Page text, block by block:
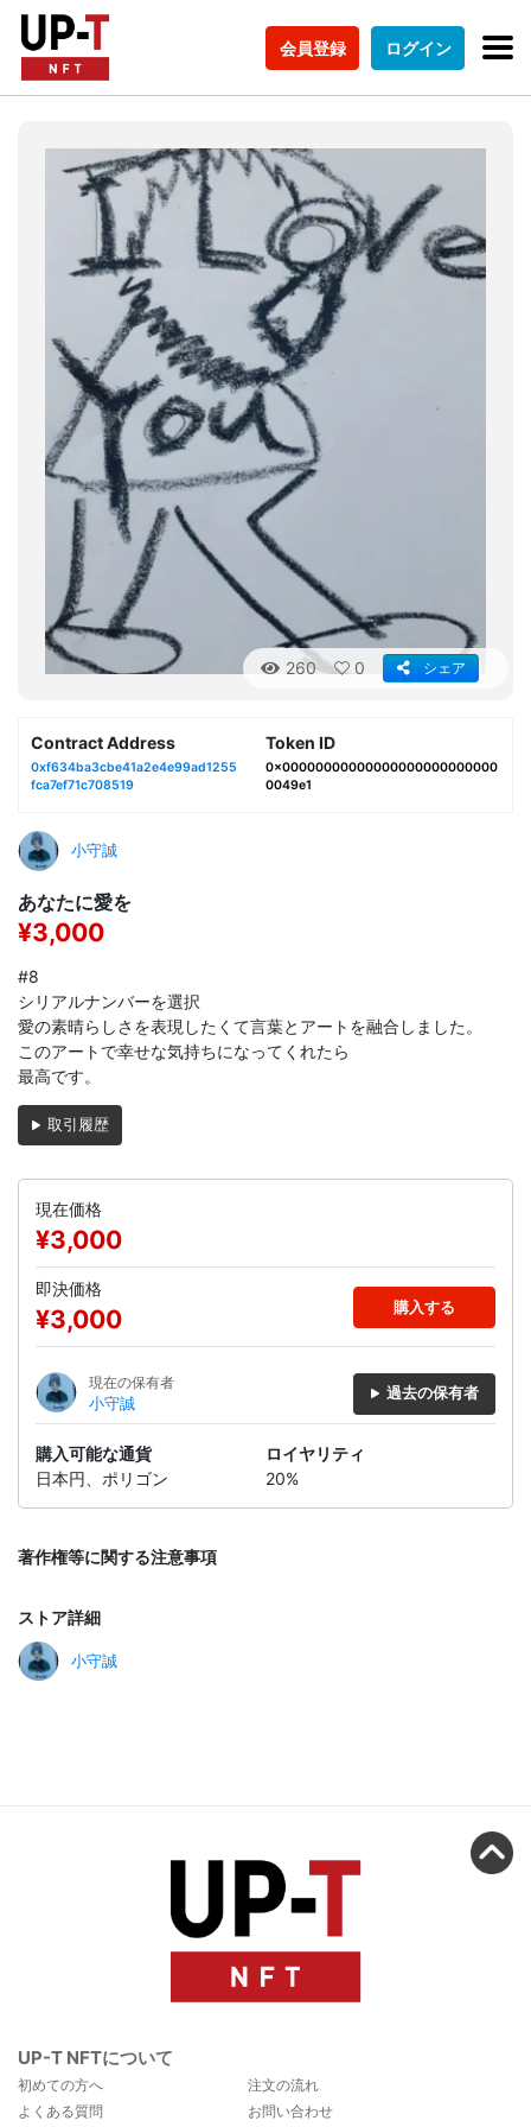
会員登録 ログイン
260 0 シェア
Contract Address
0xf634ba3cbe41a2e4e99ad1255
fca7ef71c708519
Token ID
0x00000000000000000000000000
0049e1
小守誠
あなたに愛を
¥3,000
#8
シリアルナンバーを選択
愛の素晴らしさを表現したくて言葉とアートを融合しました。
このアートで幸せな気持ちになってくれたら
最高です。
取引履歴
現在価格
¥3,000
即決価格
¥3,000 購入する
現在の保有者
小守誠
過去の保有者
購入可能な通貨
日本円、ポリゴン
ロイヤリティ
20%
著作権等に関する注意事項
ストア詳細
小守誠
UP-T NFTについて
初めての方へ
注文の流れ
よくある質問
お問い合わせ